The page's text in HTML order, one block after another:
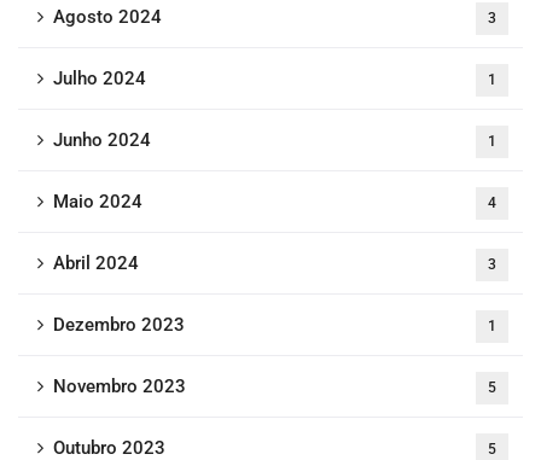
Agosto 2024 3
Julho 2024 1
Junho 2024 1
Maio 2024 4
Abril 2024 3
Dezembro 2023 1
Novembro 2023 5
Outubro 2023 5